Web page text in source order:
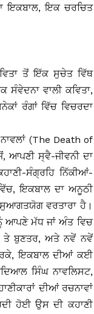
ਇਕਬਾਲ, ਇਕ ਚਰਚਿਤ
ਤੋਂ ਇੱਕ ਸੁਚੇਤ ਵਿੱਥ
ਵਾਲੀ ਕਵਿਤਾ,
ਰੰਗਾਂ ਵਿੱਚ ਵਿਚਰਦਾ
(The Death of
ਆਪਣੀ ਸ੍ਵੈ-ਜੀਵਨੀ ਦਾ
ਸੰਗ੍ਰਹਿ ਨਿੱਕੀਆਂ-
ਇਕਬਾਲ ਦਾ ਅਨੂਠੀ
ਸੁਆਗਤਯੋਗ ਵਰਤਾਰਾ ਹੈ।
ਆਪਣੇ ਮੱਧ ਜਾਂ ਅੰਤ ਵਿਚ
ਤੇ ਬੁਣਤਰ, ਅਤੇ ਨਵੇਂ ਨਵੇਂ
ਇਕਬਾਲ ਦੀਆਂ ਕਈ
ਸਿੰਘ ਨਾਵਲਿਸਟ,
ਦੀਆਂ ਰਚਨਾਵਾਂ
ਹੋਈ ਉਸ ਦੀ ਕਹਾਣੀ